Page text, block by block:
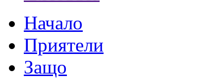
Начало
Приятели
Защо